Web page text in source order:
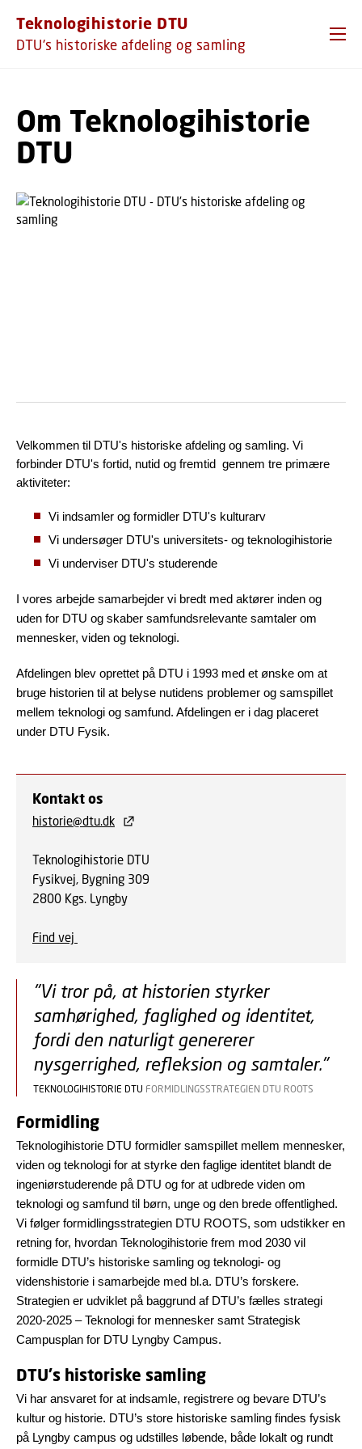
Teknologihistorie DTU
DTU's historiske afdeling og samling
Om Teknologihistorie
DTU
Velkommen til DTU's historiske afdeling og samling. Vi
forbinder DTU's fortid, nutid og fremtid gennem tre primære
aktiviteter:
Vi indsamler og formidler DTU's kulturarv
Vi undersøger DTU's universitets- og teknologihistorie
Vi underviser DTU's studerende
I vores arbejde samarbejder vi bredt med aktører inden og
uden for DTU og skaber samfundsrelevante samtaler om
mennesker, viden og teknologi.
Afdelingen blev oprettet på DTU i 1993 med et ønske om at
bruge historien til at belyse nutidens problemer og samspillet
mellem teknologi og samfund. Afdelingen er i dag placeret
under DTU Fysik.
Kontakt os
historie@dtu.dk
Teknologihistorie DTU
Fysikvej, Bygning 309
2800 Kgs. Lyngby
Find vej
"Vi tror på, at historien styrker
samhørighed, faglighed og identitet,
fordi den naturligt genererer
nysgerrighed, refleksion og samtaler."
TEKNOLOGIHISTORIE DTU FORMIDLINGSSTRATEGIEN DTU ROOTS
Formidling
Teknologihistorie DTU formidler samspillet mellem mennesker,
viden og teknologi for at styrke den faglige identitet blandt de
ingeniørstuderende på DTU og for at udbrede viden om
teknologi og samfund til børn, unge og den brede offentlighed.
Vi følger formidlingsstrategien DTU ROOTS, som udstikker en
retning for, hvordan Teknologihistorie frem mod 2030 vil
formidle DTU’s historiske samling og teknologi- og
videnshistorie i samarbejde med bl.a. DTU’s forskere.
Strategien er udviklet på baggrund af DTU’s fælles strategi
2020-2025 – Teknologi for mennesker samt Strategisk
Campusplan for DTU Lyngby Campus.
DTU's historiske samling
Vi har ansvaret for at indsamle, registrere og bevare DTU’s
kultur og historie. DTU’s store historiske samling findes fysisk
på Lyngby campus og udstilles løbende, både lokalt og rundt